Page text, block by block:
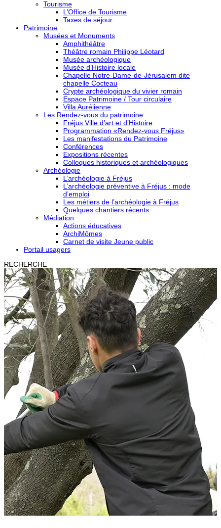
Tourisme
L’Office de Tourisme
Taxes de séjour
Patrimoine
Musées et Monuments
Amphithéâtre
Théâtre romain Philippe Léotard
Musée archéologique
Musée d’Histoire locale
Chapelle Notre-Dame-de-Jérusalem dite
chapelle Cocteau
Crypte archéologique du vivier romain
Espace Patrimoine / Tour circulaire
Villa Aurélienne
Les Rendez-vous du patrimoine
Fréjus Ville d’art et d’Histoire
Programmation «Rendez-vous Fréjus»
Les manifestations du Patrimoine
Conférences
Expositions récentes
Colloques historiques et archéologiques
Archéologie
L’archéologie à Fréjus
L’archéologie préventive à Fréjus : mode
d’emploi
Les métiers de l’archéologie à Fréjus
Quelques chantiers récents
Médiation
Actions éducatives
ArchiMômes
Carnet de visite Jeune public
Portail usagers
RECHERCHE